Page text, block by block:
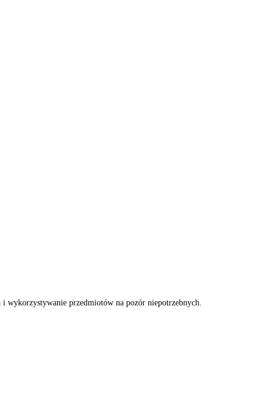
wykorzystywanie przedmiotów na pozór niepotrzebnych.